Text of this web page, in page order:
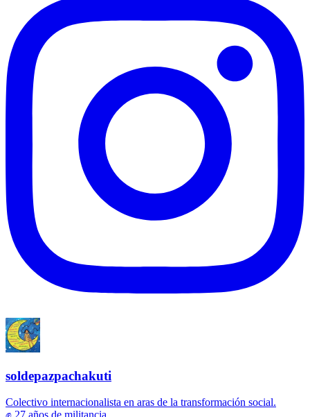
soldepazpachakuti
Colectivo internacionalista en aras de la transformación social.